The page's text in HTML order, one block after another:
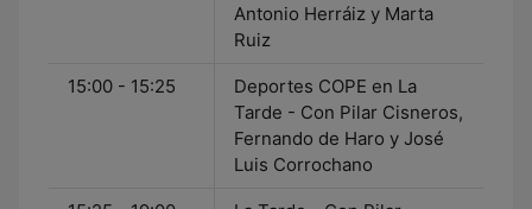
Antonio Herráiz y Marta
Ruiz
15:00 - 15:25
Deportes COPE en La
Tarde - Con Pilar Cisneros,
Fernando de Haro y José
Luis Corrochano